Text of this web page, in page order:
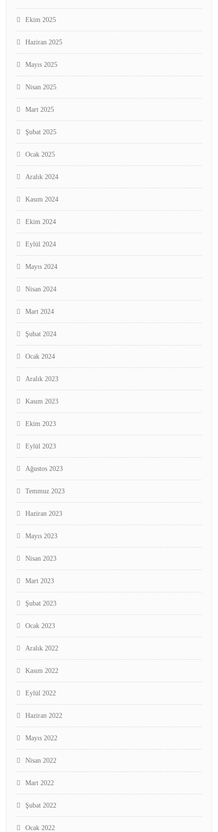
Ekim 2025
Haziran 2025
Mayıs 2025
Nisan 2025
Mart 2025
Şubat 2025
Ocak 2025
Aralık 2024
Kasım 2024
Ekim 2024
Eylül 2024
Mayıs 2024
Nisan 2024
Mart 2024
Şubat 2024
Ocak 2024
Aralık 2023
Kasım 2023
Ekim 2023
Eylül 2023
Ağustos 2023
Temmuz 2023
Haziran 2023
Mayıs 2023
Nisan 2023
Mart 2023
Şubat 2023
Ocak 2023
Aralık 2022
Kasım 2022
Eylül 2022
Haziran 2022
Mayıs 2022
Nisan 2022
Mart 2022
Şubat 2022
Ocak 2022